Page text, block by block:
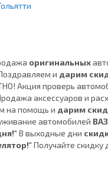
оригинальных
и дарим
Акция проверь
аксессуаров и
на помощь и дарим
автомобилей ВАЗ
" В выходные дни
" Получайте скидку